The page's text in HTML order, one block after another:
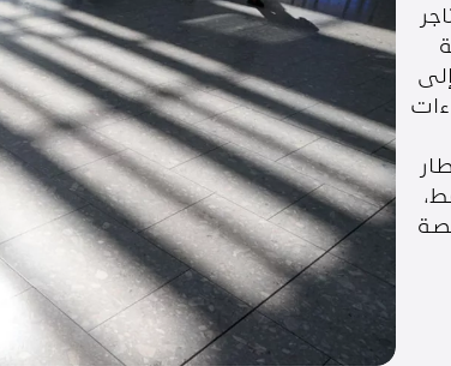
دقيقة فقط،